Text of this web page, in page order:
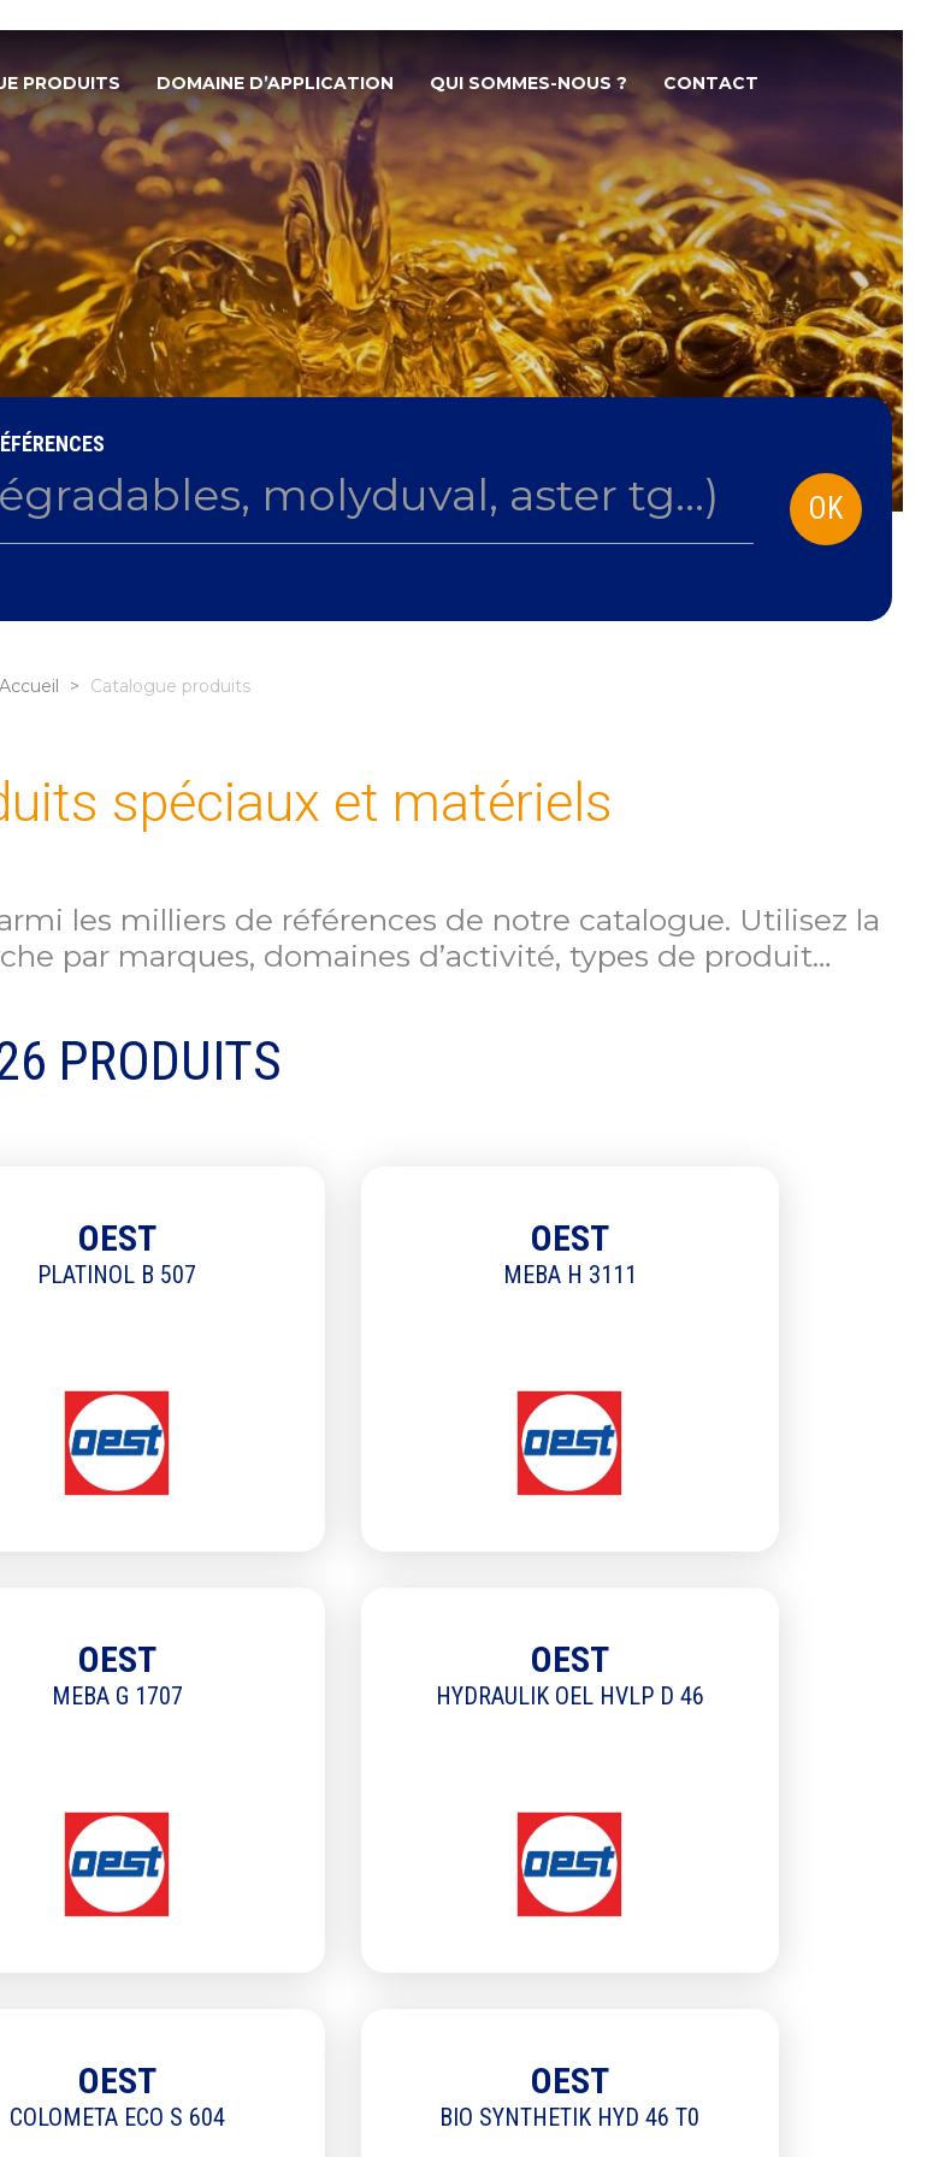
PRODUITS DOMAINE D’APPLICATION QUI SOMMES-NOUS ? CONTACT
FAMILLES
Accueil > Catalogue produits
spéciaux et matériels
les milliers de références de notre catalogue. Utilisez la
par marques, domaines d’activité, types de produit…
PRODUITS
OEST
PLATINOL B 507
OEST
MEBA H 3111
OEST
MEBA G 1707
OEST
HYDRAULIK OEL HVLP D 46
OEST
COLOMETA ECO S 604
OEST
BIO SYNTHETIK HYD 46 T0